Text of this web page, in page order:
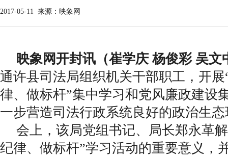
2017-05-11 来源：映象网
映象网开封讯（崔学庆 杨俊彩 吴文
通许县司法局组织机关干部职工，开
律、做标杆”集中学习和党风廉政建设
一步营造司法行政系统良好的政治生
会上，该局党组书记、局长郑永革
纪律、做标杆”学习活动的重要意义，